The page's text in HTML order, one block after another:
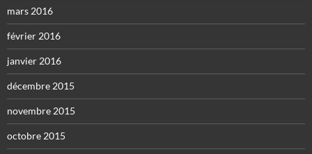
mars 2016
février 2016
janvier 2016
décembre 2015
novembre 2015
octobre 2015